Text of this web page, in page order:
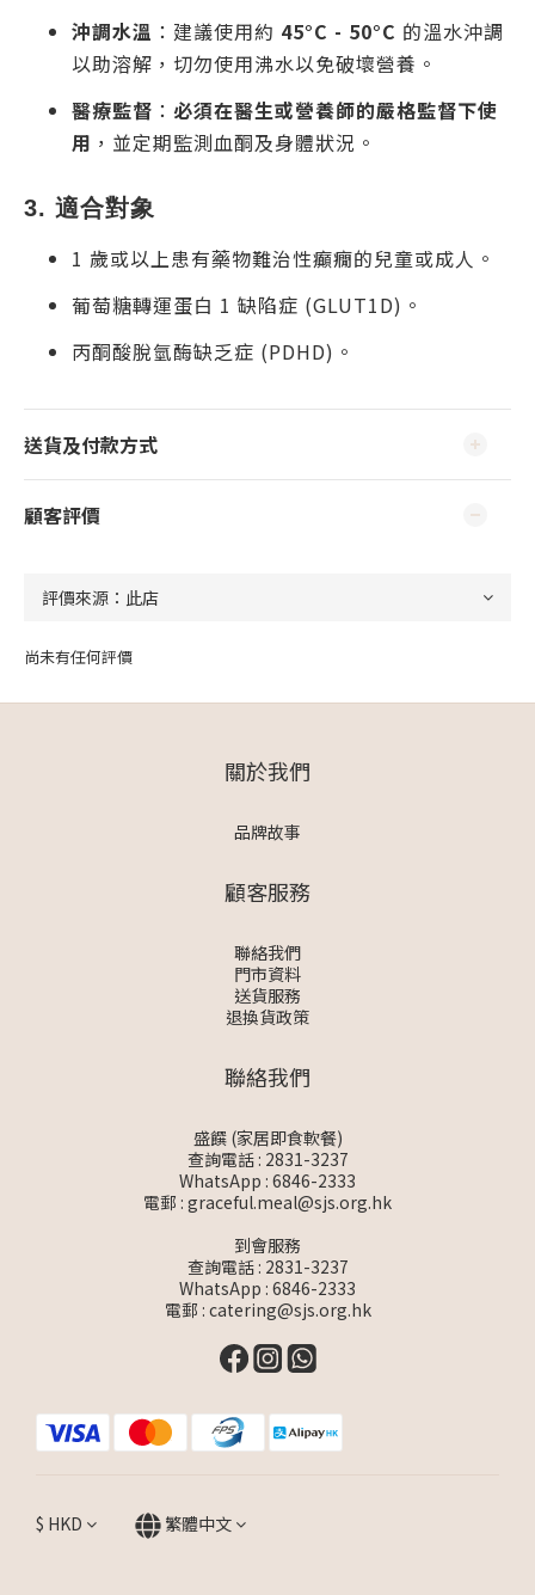
沖調水溫 ：建議使用約 45°C - 50°C 的溫水沖調
以助溶解，切勿使用沸水以免破壞營養。
醫療監督 ： 必須在醫生或營養師的嚴格監督下使
用 ，並定期監測血酮及身體狀況。
3. 適合對象
1 歲或以上患有藥物難治性癲癇的兒童或成人。
葡萄糖轉運蛋白 1 缺陷症 (GLUT1D)。
丙酮酸脫氫酶缺乏症 (PDHD)。
送貨及付款方式
顧客評價
尚未有任何評價
關於我們
品牌故事
顧客服務
聯絡我們
門市資料
送貨服務
退換貨政策
聯絡我們
盛饌 (家居即食軟餐)
查詢電話 : 2831-3237
WhatsApp : 6846-2333
電郵 : graceful.meal@sjs.org.hk
到會服務
查詢電話 : 2831-3237
WhatsApp : 6846-2333
電郵 : catering@sjs.org.hk
$ HKD 繁體中文